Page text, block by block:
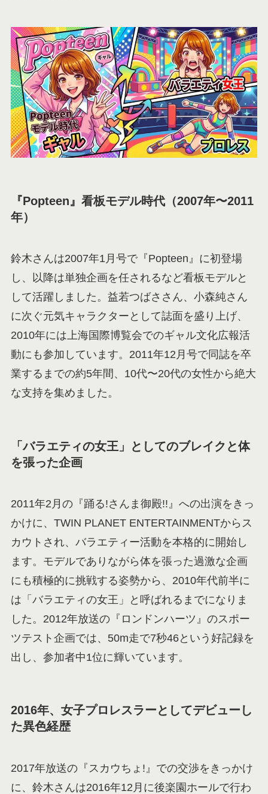
『Popteen』看板モデル時代（2007年〜2011
年）
鈴木さんは2007年1月号で『Popteen』に初登場
し、以降は単独企画を任されるなど看板モデルと
して活躍しました。益若つばささん、小森純さん
に次ぐ元気キャラクターとして誌面を盛り上げ、
2010年には上海国際博覧会でのギャル文化広報活
動にも参加しています。2011年12月号で同誌を卒
業するまでの約5年間、10代〜20代の女性から絶大
な支持を集めました。
「バラエティの女王」としてのブレイクと体
を張った企画
2011年2月の『踊る!さんま御殿!!』への出演をきっ
かけに、TWIN PLANET ENTERTAINMENTからス
カウトされ、バラエティー活動を本格的に開始し
ます。モデルでありながら体を張った過激な企画
にも積極的に挑戦する姿勢から、2010年代前半に
は「バラエティの女王」と呼ばれるまでになりま
した。2012年放送の『ロンドンハーツ』のスポー
ツテスト企画では、50m走で7秒46という好記録を
出し、参加者中1位に輝いています。
2016年、女子プロレスラーとしてデビューし
た異色経歴
2017年放送の『スカウちょ!』での交渉をきっかけ
に、鈴木さんは2016年12月に後楽園ホールで行わ